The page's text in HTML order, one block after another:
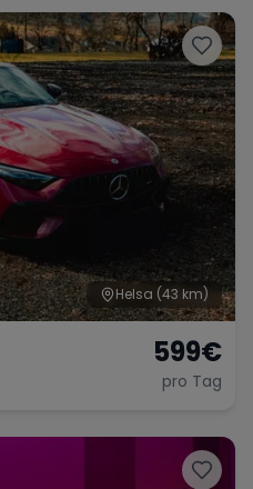
Helsa (43 km)
599€
pro Tag